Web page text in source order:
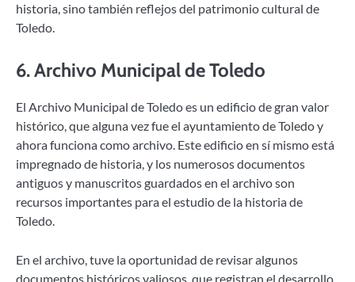
historia, sino también reflejos del patrimonio cultural de
Toledo.
6.Archivo Municipal de Toledo
El Archivo Municipal de Toledo es un edificio de gran valor
histórico, que alguna vez fue el ayuntamiento de Toledo y
ahora funciona como archivo. Este edificio en sí mismo está
impregnado de historia, y los numerosos documentos
antiguos y manuscritos guardados en el archivo son
recursos importantes para el estudio de la historia de
Toledo.
En el archivo, tuve la oportunidad de revisar algunos
documentos históricos valiosos, que registran el desarrollo